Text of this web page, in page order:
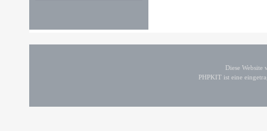
Diese
PHPKIT ist eine